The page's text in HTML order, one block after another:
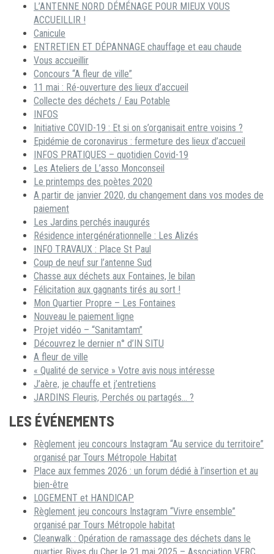
L’ANTENNE NORD DÉMÉNAGE POUR MIEUX VOUS
ACCUEILLIR !
Canicule
ENTRETIEN ET DÉPANNAGE chauffage et eau chaude
Vous accueillir
Concours “A fleur de ville”
11 mai : Ré-ouverture des lieux d’accueil
Collecte des déchets / Eau Potable
INFOS
Initiative COVID-19 : Et si on s’organisait entre voisins ?
Epidémie de coronavirus : fermeture des lieux d’accueil
INFOS PRATIQUES – quotidien Covid-19
Les Ateliers de L’asso Monconseil
Le printemps des poètes 2020
A partir de janvier 2020, du changement dans vos modes de
paiement
Les Jardins perchés inaugurés
Résidence intergénérationnelle : Les Alizés
INFO TRAVAUX : Place St Paul
Coup de neuf sur l’antenne Sud
Chasse aux déchets aux Fontaines, le bilan
Félicitation aux gagnants tirés au sort !
Mon Quartier Propre – Les Fontaines
Nouveau le paiement ligne
Projet vidéo – “Sanitamtam”
Découvrez le dernier n° d’IN SITU
A fleur de ville
« Qualité de service » Votre avis nous intéresse
J’aère, je chauffe et j’entretiens
JARDINS Fleuris, Perchés ou partagés… ?
LES ÉVÉNEMENTS
Règlement jeu concours Instagram “Au service du territoire”
organisé par Tours Métropole Habitat
Place aux femmes 2026 : un forum dédié à l’insertion et au
bien-être
LOGEMENT et HANDICAP
Règlement jeu concours Instagram “Vivre ensemble”
organisé par Tours Métropole habitat
Cleanwalk : Opération de ramassage des déchets dans le